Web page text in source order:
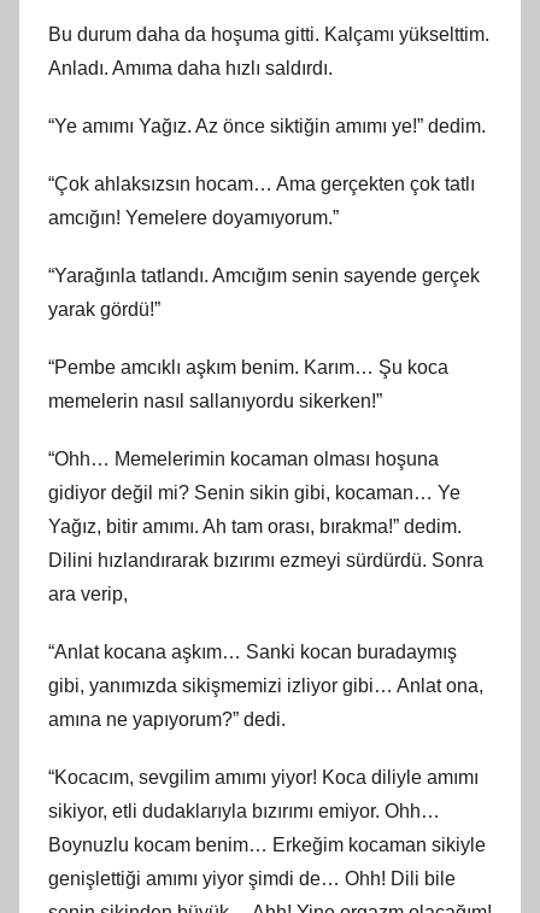
Bu durum daha da hoşuma gitti. Kalçamı yükselttim.
Anladı. Amıma daha hızlı saldırdı.
“Ye amımı Yağız. Az önce siktiğin amımı ye!” dedim.
“Çok ahlaksızsın hocam… Ama gerçekten çok tatlı
amcığın! Yemelere doyamıyorum.”
“Yarağınla tatlandı. Amcığım senin sayende gerçek
yarak gördü!”
“Pembe amcıklı aşkım benim. Karım… Şu koca
memelerin nasıl sallanıyordu sikerken!”
“Ohh… Memelerimin kocaman olması hoşuna
gidiyor değil mi? Senin sikin gibi, kocaman… Ye
Yağız, bitir amımı. Ah tam orası, bırakma!” dedim.
Dilini hızlandırarak bızırımı ezmeyi sürdürdü. Sonra
ara verip,
“Anlat kocana aşkım… Sanki kocan buradaymış
gibi, yanımızda sikişmemizi izliyor gibi… Anlat ona,
amına ne yapıyorum?” dedi.
“Kocacım, sevgilim amımı yiyor! Koca diliyle amımı
sikiyor, etli dudaklarıyla bızırımı emiyor. Ohh…
Boynuzlu kocam benim… Erkeğim kocaman sikiyle
genişlettiği amımı yiyor şimdi de… Ohh! Dili bile